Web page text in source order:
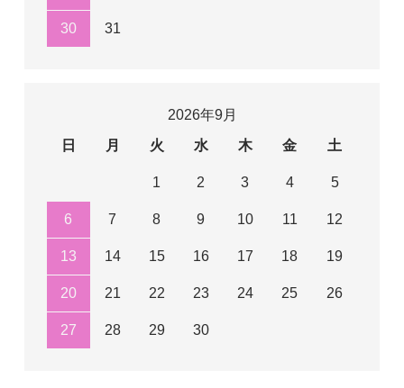
30 31
2026年9月
日
月 火 水 木 金 土
1 2 3 4 5
6 7 8 9 10 11 12
13 14 15 16 17 18 19
20 21 22 23 24 25 26
27 28 29 30